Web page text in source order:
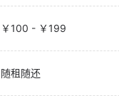
￥100 - ￥199
随租随还